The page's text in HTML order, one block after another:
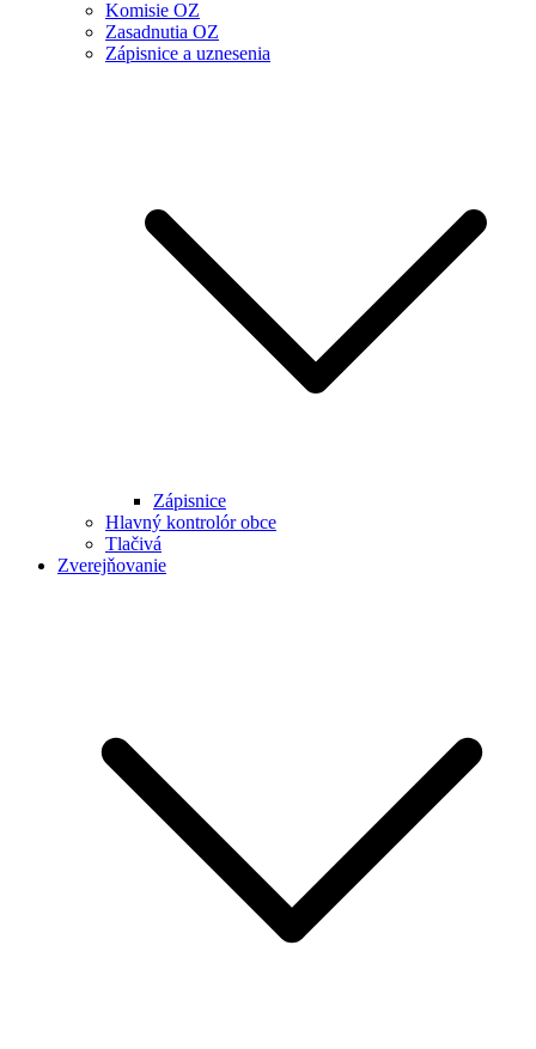
Komisie OZ
Zasadnutia OZ
Zápisnice a uznesenia
Zápisnice
Hlavný kontrolór obce
Tlačivá
Zverejňovanie